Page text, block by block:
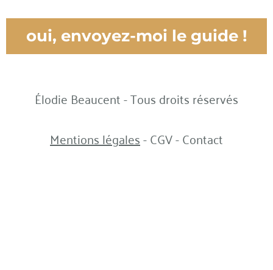
oui, envoyez-moi le guide !
Élodie Beaucent - Tous droits réservés
Mentions légales-CGV-Contact